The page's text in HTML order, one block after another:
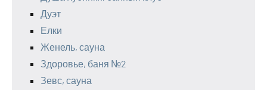
Дуэт
Елки
Женель, сауна
Здоровье, баня №2
Зевс, сауна